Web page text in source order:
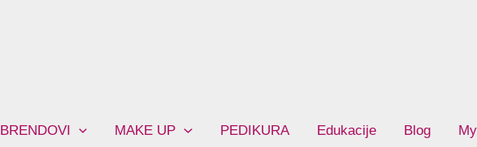
BRENDOVI MAKE UP PEDIKURA Edukacije Blog